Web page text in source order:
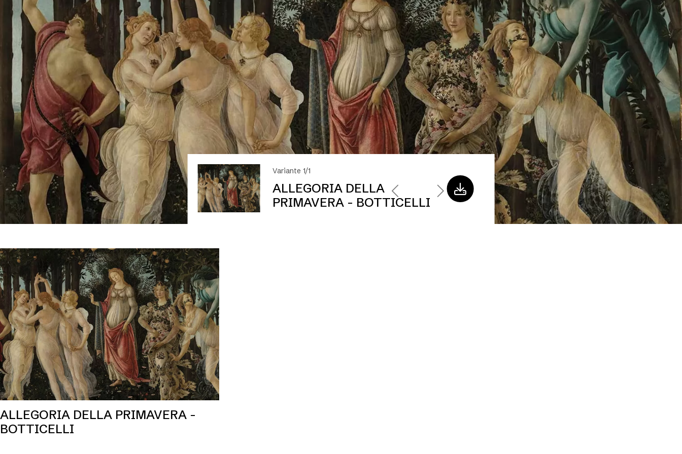
Variante 1/1
ALLEGORIA DELLA
PRIMAVERA - BOTTICELLI
ALLEGORIA DELLA PRIMAVERA -
BOTTICELLI